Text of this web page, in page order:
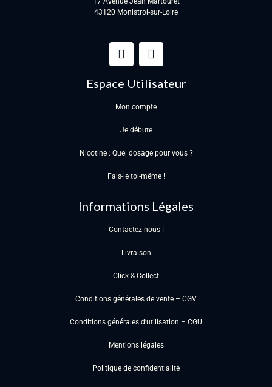
43120 Monistrol-sur-Loire
Espace Utilisateur
Mon compte
Je débute
Nicotine : Quel dosage pour vous ?
Fais-le toi-même !
Informations Légales
Contactez-nous !
Livraison
Click & Collect
Conditions générales de vente – CGV
Conditions générales d’utilisation – CGU
Mentions légales
Politique de confidentialité